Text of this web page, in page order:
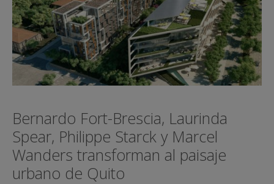
Bernardo Fort-Brescia, Laurinda
Spear, Philippe Starck y Marcel
Wanders transforman al paisaje
urbano de Quito